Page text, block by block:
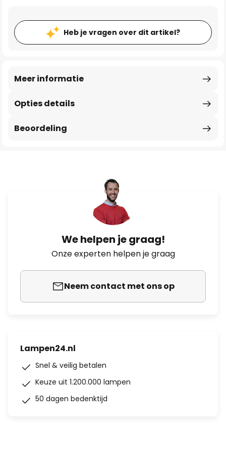
Heb je vragen over dit artikel?
Opties details
Meer informatie
Beoordeling
We helpen je graag!
Onze experten helpen je graag
Neem contact met ons op
Lampen24.nl
Snel & veilig betalen
Keuze uit 1.200.000 lampen
50 dagen bedenktijd